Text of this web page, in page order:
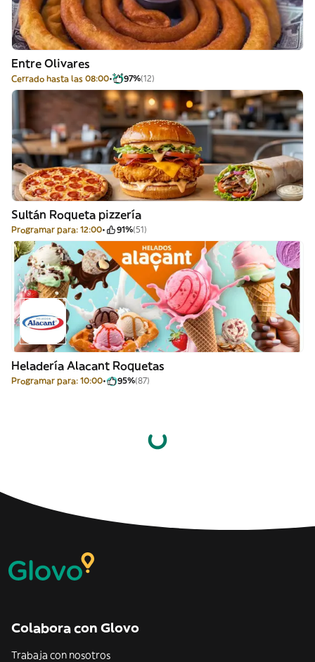
Entre Olivares
Cerrado hasta las 08:00 97%(12)
Sultán Roqueta pizzería
Programar para: 12:00 91%(51)
Heladería Alacant Roquetas
Programar para: 10:00 95%(87)
Colabora con Glovo
Trabaja con nosotros